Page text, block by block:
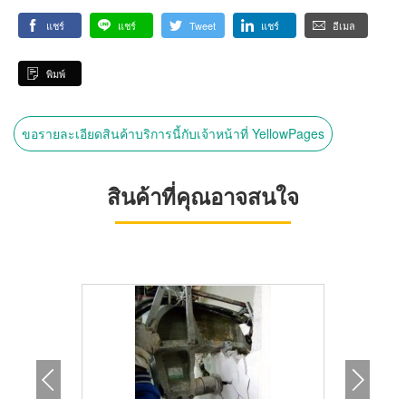
แชร์ แชร์ Tweet แชร์ อีเมล
พิมพ์
ขอรายละเอียดสินค้าบริการนี้กับเจ้าหน้าที่ YellowPages
สินค้าที่คุณอาจสนใจ